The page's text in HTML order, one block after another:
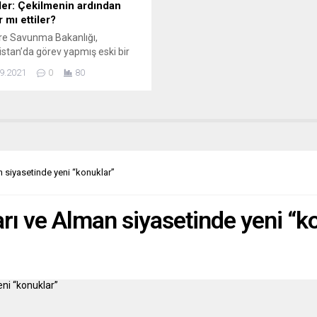
Çekilmenin ardından
mı ettiler?
Savunma Bakanlığı,
görev yapmış eski bir
intihar mektubunun
yayımlanması
bir askere ait olduğu iddia
0 80
siyasetinde yeni “konuklar”
ve Alman siyasetinde yeni